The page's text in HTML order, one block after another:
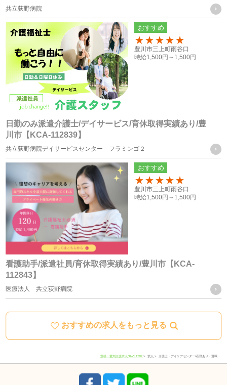
・就職斡旋サイトや人材紹介会社からの通知による取得
お取引様の個人情報
・お問い合せフォーム、求人依頼フォーム、口頭（電話等）
またはFAXによる取得
個人情報の管理について責任を有する者の名称
・株式会社フォーテック
統計処理されたデータの利用
当社は、提供を受けた個人情報をもとに、個人を特定できな
いよう加工した統計データを作成することがあります。個人
を特定できない統計データについては、当社は何ら制限なく
利用することができるものとします。
ご質問及びご苦情の窓口
当社における個人データの取り扱いに関するご質問やご苦情
に関しては下記の窓口にご連絡ください。
住所 愛知県豊川市宿町寺前66-1
8:30-17:30
おすすめの求人をもっと見る
共立荻野病院
日勤のみ派遣介護士/デイサービス/育休取得実績あり/豊
川市【KCA-112839】
共立荻野病院デイサービスセンター フラミンゴ２
おすすめ
100
豊川市三上町雨谷口
時給1,500円～ 1,500円
看護助手/派遣社員/育休取得実績あり/豊川市【KCA-
112843】
医療法人 共立荻野病院
おすすめ
100
豊川市三上町雨谷口
時給1,500円～ 1,500円
豊橋・愛知介護求人NAVI TOP 求人 介護士（デイケアセンター/夜勤あり）退職…